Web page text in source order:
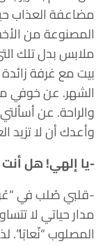
مضاعفة العذاب
المصنوعة من
ملابس بدل تلك
بيت مع غرفة
الشهر. عن خوفي
والراحة. عن
وأعدك أن لا تزيد
-يا إلهي! هل
-قلبي صُلب في
مدار حياتي لا
المصلوب “نّعابًا”.